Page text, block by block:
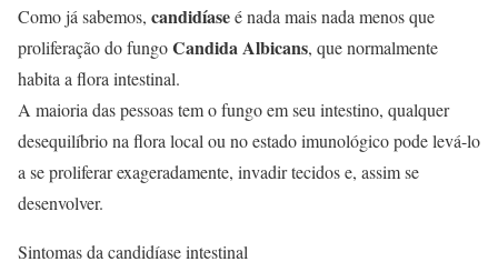
Como já sabemos, candidíaseé nada mais nada menos que
proliferação do fungoCandida Albicans, que normalmente
habita a flora intestinal.
A maioria das pessoas tem o fungo em seu intestino, qualquer
desequilíbrio na flora local ou no estado imunológico pode levá-lo
a se proliferar exageradamente, invadir tecidos e, assim se
desenvolver.
Sintomas da candidíase intestinal